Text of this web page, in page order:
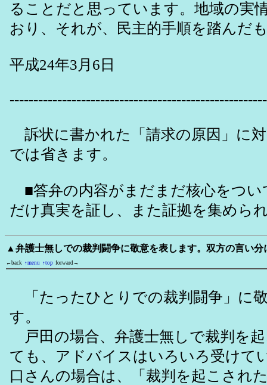
ることだと思っています。地域の実
おり、それが、民主的手順を踏んだ
平成24年3月6日
訴状に書かれた「請求の原因」に
では省きます。
■答弁の内容がまだまだ核心をつい
だけ真実を証し、また証拠を集めら
▲弁護士無しでの裁判闘争に敬意を表します。双方の言い分
←back ↑menu ↑top forward→
「たったひとりでの裁判闘争」に
す。
戸田の場合、弁護士無しで裁判を
ても、アドバイスはいろいろ受けて
口さんの場合は、「裁判を起こされ